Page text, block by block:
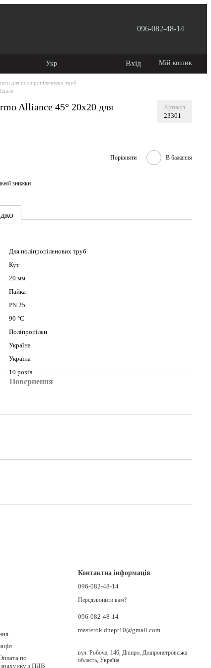
096-082-48-14
Укр Вхід Мій кошик
для поліпропіленових труб
Alliance 45° 20х20 для
Артикул
23301
Порівняти В бажання
знижки
Для поліпропіленових труб
Кут
20 мм
Пайка
PN 25
90 °C
Поліпропілен
Україна
Україна
10 років
Повернення
по
з ПДВ
Контактна інформація
096-082-48-14
Передзвонити вам?
096-082-48-14
masterok.dnepr10@gmail.com
вул. Робоча, 146, Дніпро, Дніпропетровська
область, Україна